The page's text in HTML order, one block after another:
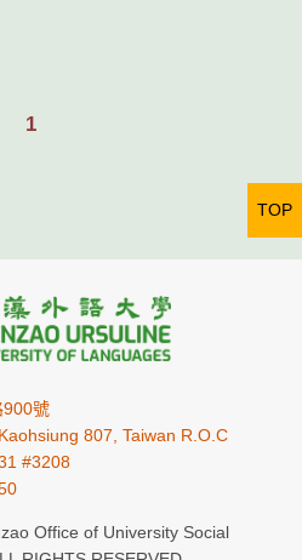
1
號
807, Taiwan R.O.C
#3208
Office of University Social
TOP